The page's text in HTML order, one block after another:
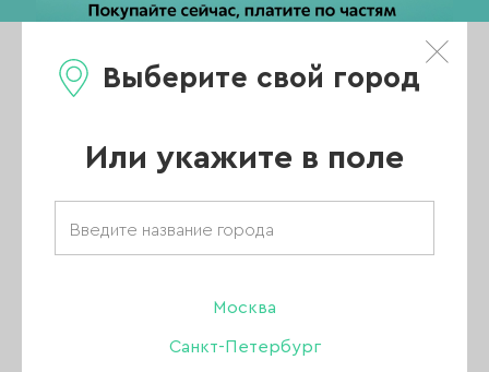
Выберите свой город
Или укажите в поле
Москва
Санкт-Петербург
Каталог
Главная/
Каталог/
/
Декор/